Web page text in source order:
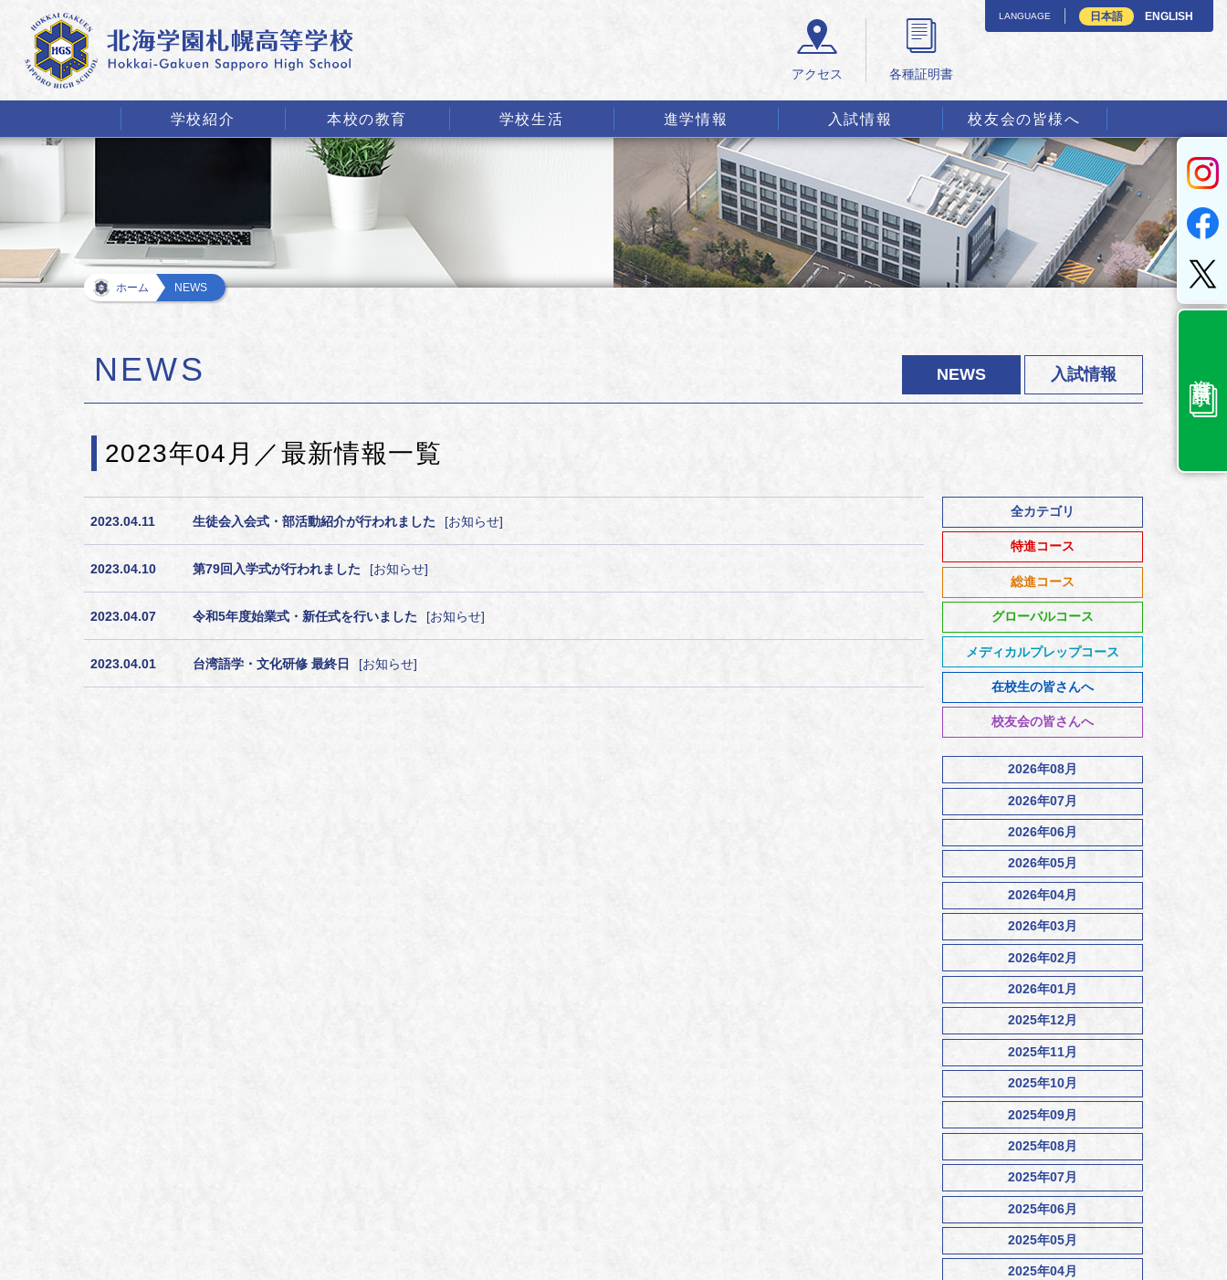
アクセス 各種証明書
学校紹介 本校の教育 学校生活 進学情報 入試情報 校友会の皆様へ
LANGUAGE 日本語 ENGLISH
ホーム NEWS
NEWS NEWS 入試情報
2023年04月／最新情報一覧
2023.04.11 生徒会入会式・部活動紹介が行われました お知らせ
2023.04.10 第79回入学式が行われました お知らせ
2023.04.07 令和5年度始業式・新任式を行いました お知らせ
2023.04.01 台湾語学・文化研修 最終日 お知らせ
全カテゴリ
特進コース
総進コース
グローバルコース
メディカルプレップコース
在校生の皆さんへ
校友会の皆さんへ
2026年08月
2026年07月
2026年06月
2026年05月
2026年04月
2026年03月
2026年02月
2026年01月
2025年12月
2025年11月
2025年10月
2025年09月
2025年08月
2025年07月
2025年06月
2025年05月
2025年04月